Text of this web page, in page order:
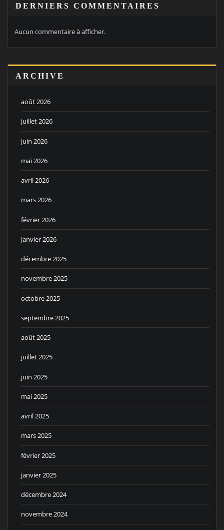
DERNIERS COMMENTAIRES
Aucun commentaire à afficher.
ARCHIVE
août 2026
juillet 2026
juin 2026
mai 2026
avril 2026
mars 2026
février 2026
janvier 2026
décembre 2025
novembre 2025
octobre 2025
septembre 2025
août 2025
juillet 2025
juin 2025
mai 2025
avril 2025
mars 2025
février 2025
janvier 2025
décembre 2024
novembre 2024